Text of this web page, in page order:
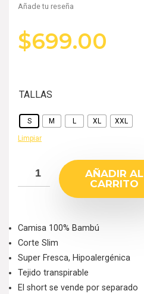
Añade tu reseña
$699.00
TALLAS
S M L XL XXL
Limpiar
AÑADIR AL
CARRITO
Camisa 100% Bambú
Corte Slim
Super Fresca, Hipoalergénica
Tejido transpirable
El short se vende por separado